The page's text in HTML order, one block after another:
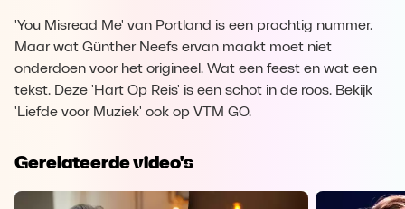
'You Misread Me' van Portland is een prachtig nummer.
Maar wat Günther Neefs ervan maakt moet niet
onderdoen voor het origineel. Wat een feest en wat een
tekst. Deze 'Hart Op Reis' is een schot in de roos. Bekijk
'Liefde voor Muziek' ook op VTM GO.
Gerelateerde video's